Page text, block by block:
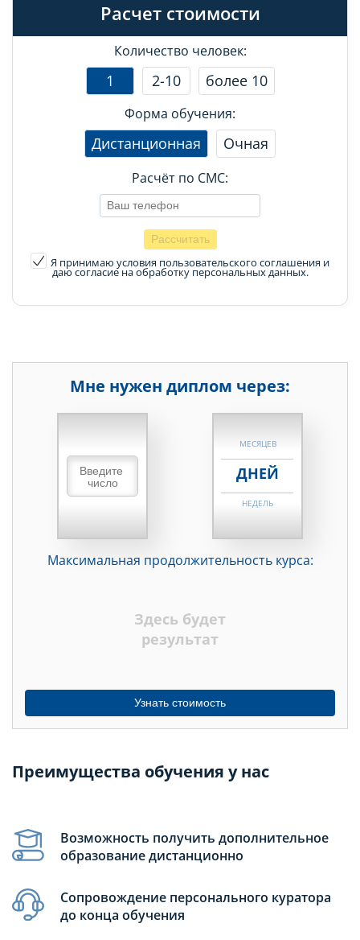
Расчет стоимости
Количество человек:
1 2-10 более 10
Форма обучения:
Дистанционная Очная
Расчёт по СМС:
Я принимаю условия пользовательского соглашения и
даю согласие на обработку персональных данных.
Мне нужен диплом через:
НЕДЕЛЬ
МЕСЯЦЕВ
ДНЕЙ
НЕДЕЛЬ
ДНЕЙ
Максимальная продолжительность курса:
Здесь будет
результат
Узнать стоимость
Преимущества обучения у нас
Возможность получить дополнительное
образование дистанционно
Сопровождение персонального куратора
до конца обучения